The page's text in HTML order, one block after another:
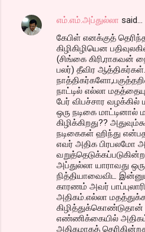
எம்.எம்.அப்துல்லா said…
கேபிள் எனக்குத்
கிழிகிழியென
(சிங்கை கிரி,ராகவன்
பலர்) தீவிர
நாட்டில் எல்லா
பேர் விபச்சார
ஒரு நடிகை மாட்டினால்
கிழிக்கிறது??
நடிகைகள் ஹிந்து
எவர் அதிக பிரபலமோ
அப்துல்லா யாராவது
நித்தியாவைவிட
காரணம் அவர்
அதிகம்.எல்லா
எண்ணிக்கையில்
அதிகமாகத்